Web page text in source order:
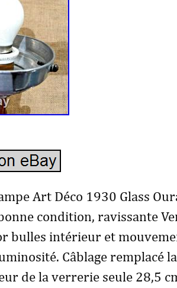
Art Déco 1930 Glass
condition, ravissante
bulles intérieur et
Câblage remplacé
de la verrerie seule 28,5